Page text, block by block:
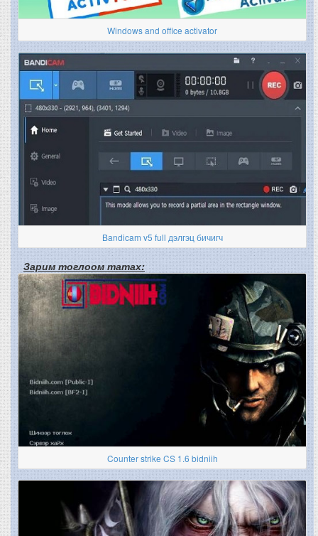
Windows and office activator
Bandicam v5 full дэлгэц бичигч
Зарим тоглоом татах:
Counter strike CS 1.6 bidniih